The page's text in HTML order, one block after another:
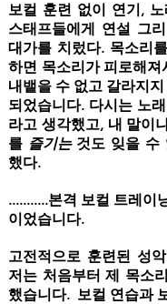
보컬 훈련 없이 연기,
스태프들에게 연설 그
대가를 치렀다. 목소리
하면 목소리가 피로해
내뱉을 수 없고 갈라지
되었습니다. 다시는 노
라고 생각했고, 내 말이
를 즐기는것도 잊을 수
했다.
...........본격 보컬 트레이
이었습니다.
고전적으로 훈련된 성
저는 처음부터 제 목소
했습니다. 보컬 연습과